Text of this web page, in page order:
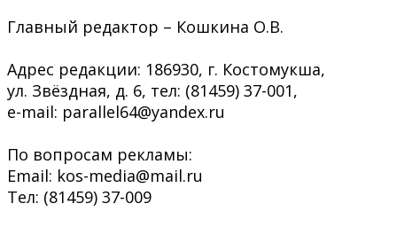
Главный редактор – Кошкина О.В.
Адрес редакции: 186930, г. Костомукша,
ул. Звёздная, д. 6, тел: (81459) 37-001,
e-mail: parallel64@yandex.ru
По вопросам рекламы:
Email: kos-media@mail.ru
Тел: (81459) 37-009